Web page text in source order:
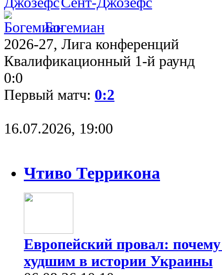
Богемиан
2026-27, Лига конференций
Квалификационный 1-й раунд
0:0
Первый матч: 0:2
16.07.2026, 19:00
Чтиво Террикона
Европейский провал:
худшим в истории Украины